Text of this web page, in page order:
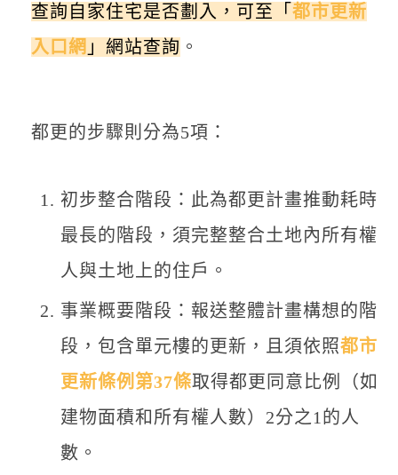
查詢自家住宅是否劃入，可至「 都市更新
入口網 」網站查詢 。
都更的步驟則分為5項：
初步整合階段：此為都更計畫推動耗時
最長的階段，須完整整合土地內所有權
人與土地上的住戶。
事業概要階段：報送整體計畫構想的階
段，包含單元樓的更新，且須依照都市
更新條例第37條取得都更同意比例（如
建物面積和所有權人數）2分之1的人
數。